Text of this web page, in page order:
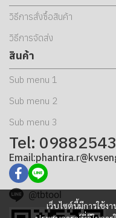
เว็บไซต์นี้มีการใช้ง
วิธีการสั่งซื้อสินค้า
วิธีการจัดส่ง
สินค้า
Sub menu 1
Sub menu 2
Sub menu 3
Tel:
@tbtool